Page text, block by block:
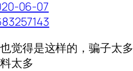
06-07
觉得是这样的，骗子太多
太多